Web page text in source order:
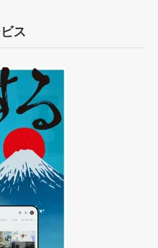
ス